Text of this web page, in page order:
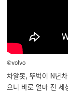
©volvo
차알못, 뚜벅이 N년
으니 바로 얼마 전 세